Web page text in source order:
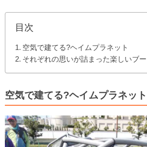
目次
空気で建てる?ヘイムプラネット
それぞれの思いが詰まった楽しいブー
空気で建てる?ヘイムプラネット